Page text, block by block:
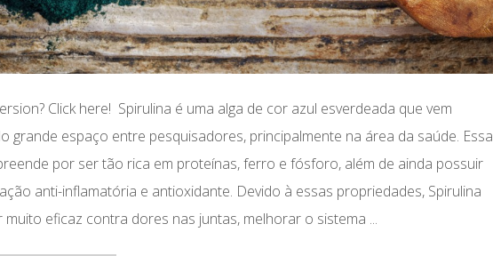
Click here! Spirulina é uma alga de cor azul esverdeada que vem
grande espaço entre pesquisadores, principalmente na área da saúde. Essa
por ser tão rica em proteínas, ferro e fósforo, além de ainda possuir
anti-inflamatória e antioxidante. Devido à essas propriedades, Spirulina
muito eficaz contra dores nas juntas, melhorar o sistema ...